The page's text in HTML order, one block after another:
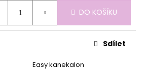
DO KOŠÍKU
Easy kanekalon
Sdílet